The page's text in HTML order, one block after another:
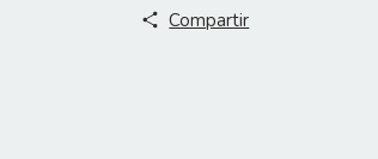
Compartir